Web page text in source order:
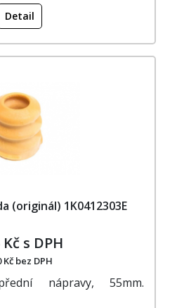
Detail
(originál) 1K0412303E
Kč s DPH
Kč bez DPH
nápravy, 55mm.